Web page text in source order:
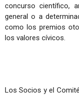
concurso científico,
general o a
como los premios
los valores cívicos.
Los Socios y el